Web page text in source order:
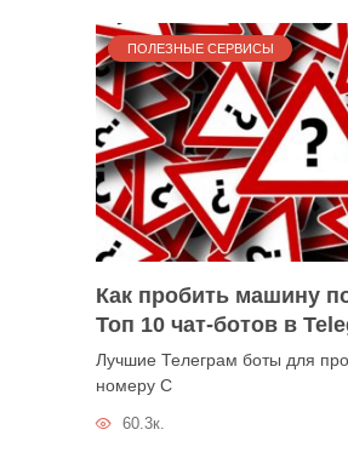
ПОЛЕЗНЫЕ СЕРВИСЫ
Как пробить машину
Топ 10 чат-ботов в
Лучшие Телеграм боты для
номеру С
60.3к.